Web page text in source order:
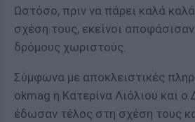
Ωστόσο, πριν να πάρει καλά
σχέση τους, εκείνοι
δρόμους χωριστούς.
Σύμφωνα με αποκλειστικές
okmag η Κατερίνα Λιόλιου και ο
έδωσαν τέλος στη σχέση τους